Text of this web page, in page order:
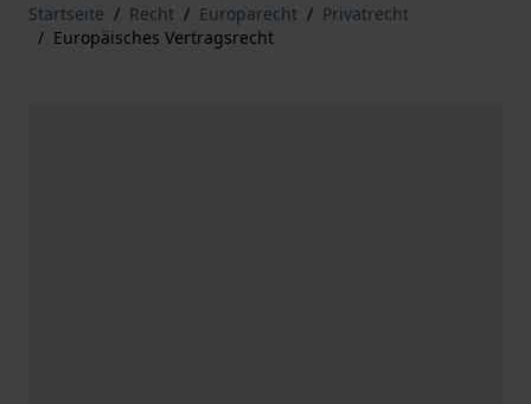
Startseite / Recht / Europarecht / Privatrecht
/ Europäisches Vertragsrecht